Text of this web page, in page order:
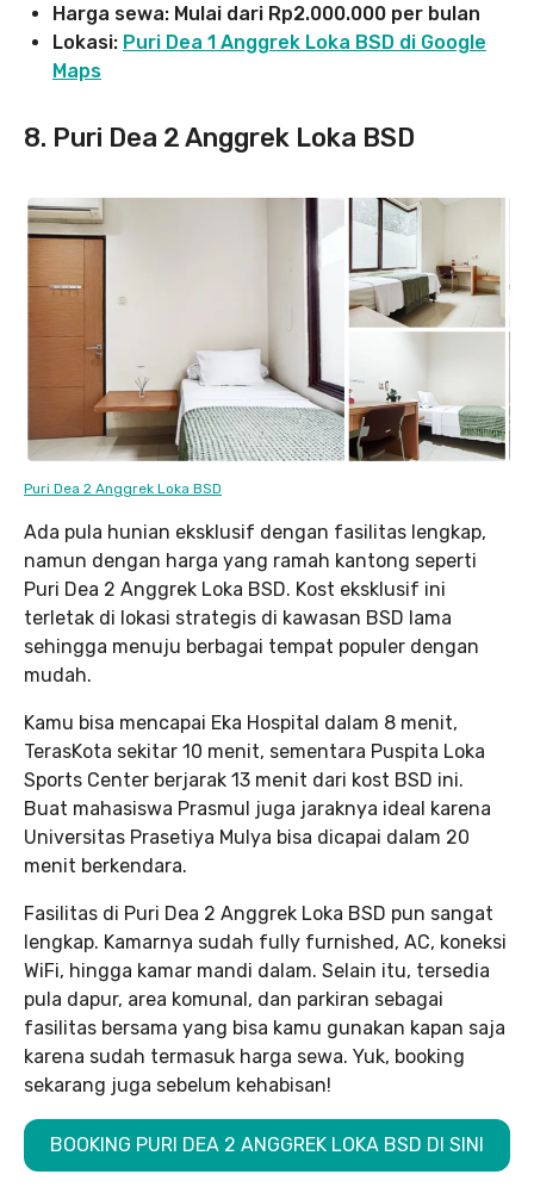
Harga sewa: Mulai dari Rp2.000.000 per bulan
Lokasi: Puri Dea 1 Anggrek Loka BSD di Google
Maps
8. Puri Dea 2 Anggrek Loka BSD
Puri Dea 2 Anggrek Loka BSD
Ada pula hunian eksklusif dengan fasilitas lengkap,
namun dengan harga yang ramah kantong seperti
Puri Dea 2 Anggrek Loka BSD. Kost eksklusif ini
terletak di lokasi strategis di kawasan BSD lama
sehingga menuju berbagai tempat populer dengan
mudah.
Kamu bisa mencapai Eka Hospital dalam 8 menit,
TerasKota sekitar 10 menit, sementara Puspita Loka
Sports Center berjarak 13 menit dari kost BSD ini.
Buat mahasiswa Prasmul juga jaraknya ideal karena
Universitas Prasetiya Mulya bisa dicapai dalam 20
menit berkendara.
Fasilitas di Puri Dea 2 Anggrek Loka BSD pun sangat
lengkap. Kamarnya sudah fully furnished, AC, koneksi
WiFi, hingga kamar mandi dalam. Selain itu, tersedia
pula dapur, area komunal, dan parkiran sebagai
fasilitas bersama yang bisa kamu gunakan kapan saja
karena sudah termasuk harga sewa. Yuk, booking
sekarang juga sebelum kehabisan!
BOOKING PURI DEA 2 ANGGREK LOKA BSD DI SINI